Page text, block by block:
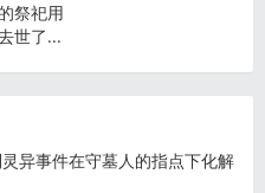
祭祀用
世了...
异事件在守墓人的指点下化解